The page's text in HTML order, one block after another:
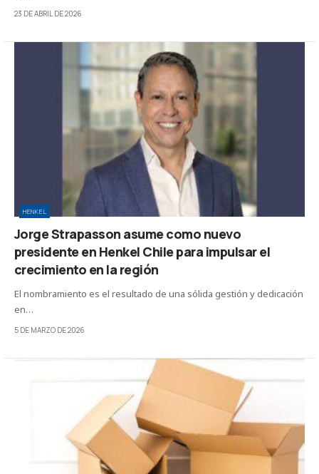
23 DE ABRIL DE 2026
HENKEL
Jorge Strapasson asume como nuevo
presidente en Henkel Chile para impulsar el
crecimiento en la región
El nombramiento es el resultado de una sólida gestión y dedicación
en…
5 DE MARZO DE 2026